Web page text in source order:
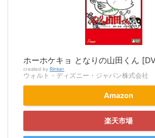
ホーホケキョ となりの山田くん
created by Rinker
ウォルト・ディズニー・ジャパン株式会社
Amazon
楽天市場